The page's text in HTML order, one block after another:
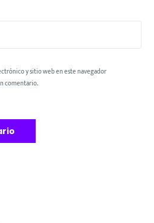
y sitio web en este navegador
comentario.